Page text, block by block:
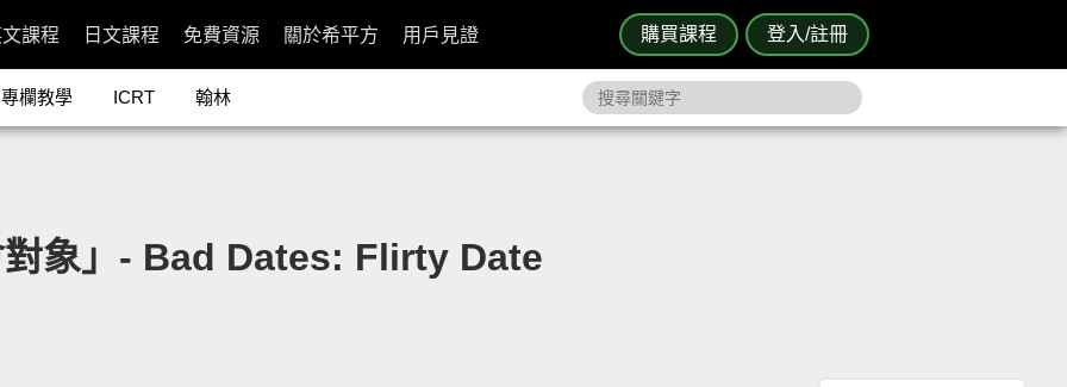
購買課程 登入/註冊
課程 日文課程 免費資源 關於希平方 用戶見證
專欄教學 ICRT 翰林
象」- Bad Dates: Flirty Date